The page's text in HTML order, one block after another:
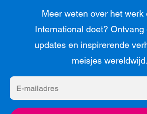
Meer weten over het werk
International doet? Ontvang
updates en inspirerende
meisjes wereldwijd.
E-
mailadres